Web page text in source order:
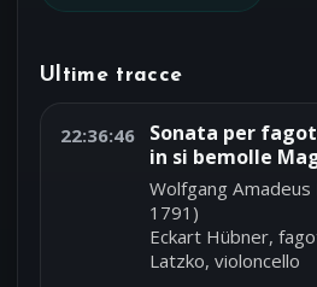
Ultime tracce
22:36:46
Sonata per
in si bemolle
Wolfgang
1791)
Eckart Hübner,
Latzko, violoncello